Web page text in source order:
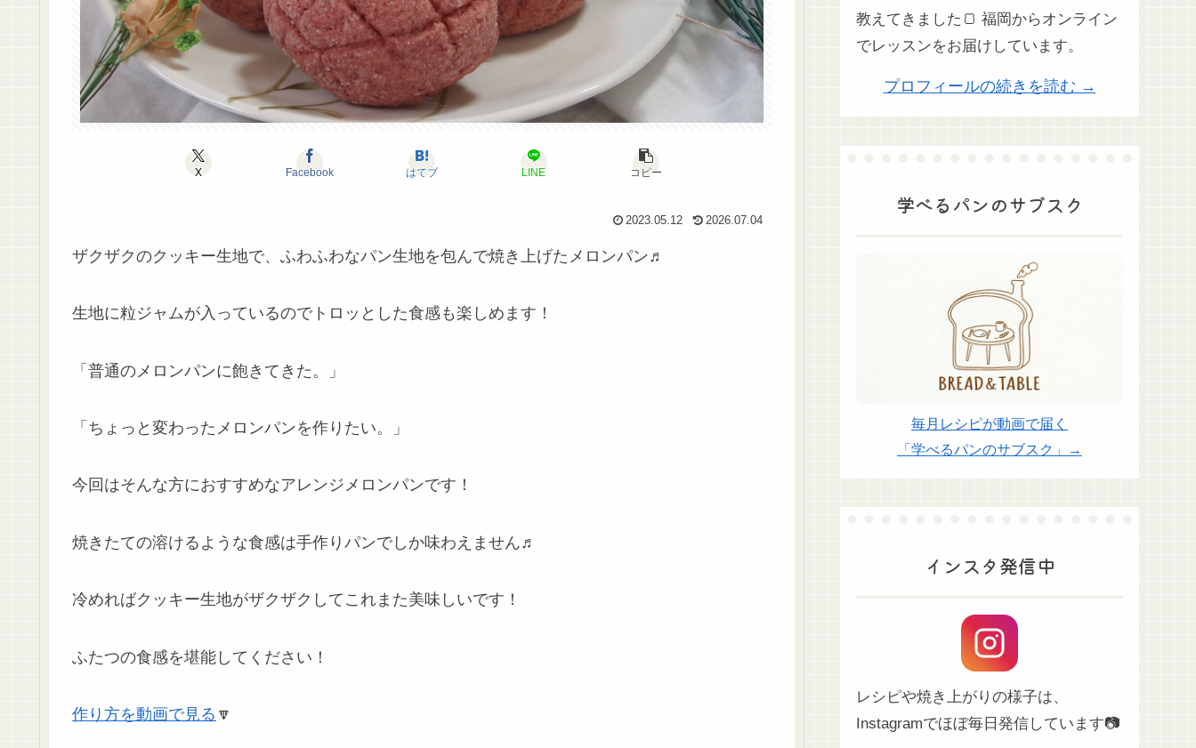
X Facebook はてブ LINE コピー
2023.05.12 2026.07.04
ザクザクのクッキー生地で、ふわふわなパン生地を包んで焼き上げたメロンパン♬
生地に粒ジャムが入っているのでトロッとした食感も楽しめます！
「普通のメロンパンに飽きてきた。」
「ちょっと変わったメロンパンを作りたい。」
今回はそんな方におすすめなアレンジメロンパンです！
焼きたての溶けるような食感は手作りパンでしか味わえません♬
冷めればクッキー生地がザクザクしてこれまた美味しいです！
ふたつの食感を堪能してください！
作り方を動画で見る 🔽
教えてきました🍞 福岡からオンライン
でレッスンをお届けしています。
プロフィールの続きを読む →
学べるパンのサブスク
毎月レシピが動画で届く
「学べるパンのサブスク」→
インスタ発信中
レシピや焼き上がりの様子は、
Instagramでほぼ毎日発信しています📷